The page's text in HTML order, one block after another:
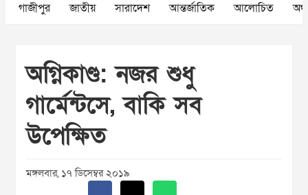
গাজীপুর জাতীয় সারাদেশ আন্তর্জাতিক আলোচিত
অগ্নিকাণ্ড: নজর শুধু
গার্মেন্টসে, বাকি সব
উপেক্ষিত
মঙ্গলবার, ১৭ ডিসেম্বর ২০১৯